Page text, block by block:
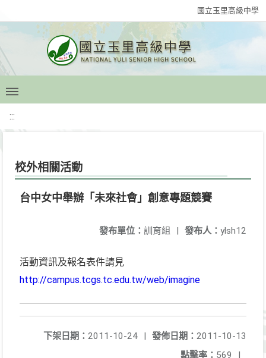
國立玉里高級中學
:::
校外相關活動
台中女中舉辦「未來社會」創意專題競賽
發布人： ylsh12
發布單位： 訓育組 |
活動資訊及報名表件請見
http://campus.tcgs.tc.edu.tw/web/imagine
發佈日期： 2011-10-13
下架日期： 2011-10-24
|
點擊率： 569 |